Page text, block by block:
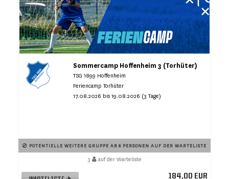
Sommercamp Hoffenheim 3 (Torhüter)
TSG 1899 Hoffenheim
Feriencamp Torhüter
17.08.2026 bis 19.08.2026 (3 Tage)
POTENTIELLE WEITERE GRUPPE AB 6 PERSONEN AUF DER WARTELISTE
3 auf der Warteliste
184,00 EUR